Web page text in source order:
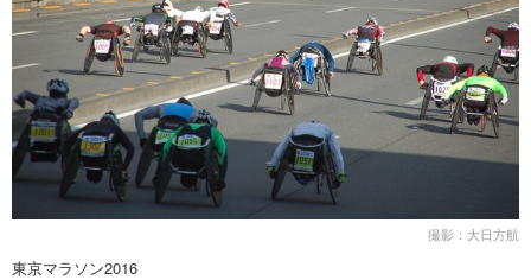
話題
ファッション
デザイン
動画
社会
政治
ハウツー
撮影：大日方航
東京マラソン2016